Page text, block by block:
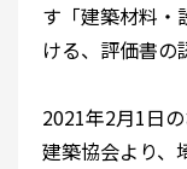
す「建築材料・
ける、評価書の
2021年2月1日
建築協会より、